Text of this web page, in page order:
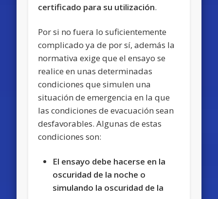
certificado para su utilización.
Por si no fuera lo suficientemente
complicado ya de por sí, además la
normativa exige que el ensayo se
realice en unas determinadas
condiciones que simulen una
situación de emergencia en la que
las condiciones de evacuación sean
desfavorables. Algunas de estas
condiciones son:
El ensayo debe hacerse en la
oscuridad de la noche o
simulando la oscuridad de la